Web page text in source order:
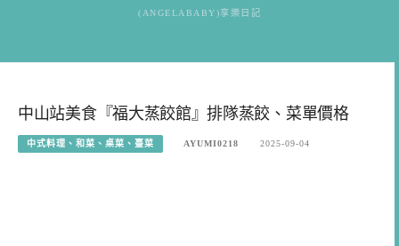
(ANGELABABY)享樂日記
中山站美食『福大蒸餃館』排隊蒸餃、菜單價格
中式料理、和菜、桌菜、臺菜 AYUMI0218 2025-09-04